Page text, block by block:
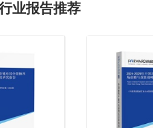
业报告推荐